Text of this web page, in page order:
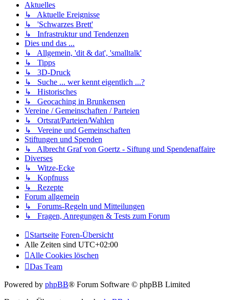
Aktuelles
↳ Aktuelle Ereignisse
↳ 'Schwarzes Brett'
↳ Infrastruktur und Tendenzen
Dies und das ...
↳ Allgemein, 'dit & dat', 'smalltalk'
↳ Tipps
↳ 3D-Druck
↳ Suche ... wer kennt eigentlich ...?
↳ Historisches
↳ Geocaching in Brunkensen
Vereine / Gemeinschaften / Parteien
↳ Ortsrat/Parteien/Wahlen
↳ Vereine und Gemeinschaften
Stiftungen und Spenden
↳ Albrecht Graf von Goertz - Siftung und Spendenaffaire
Diverses
↳ Witze-Ecke
↳ Kopfnuss
↳ Rezepte
Forum allgemein
↳ Forums-Regeln und Mitteilungen
↳ Fragen, Anregungen & Tests zum Forum
Startseite Foren-Übersicht
Alle Zeiten sind UTC+02:00
Alle Cookies löschen
Das Team
Powered by phpBB® Forum Software © phpBB Limited